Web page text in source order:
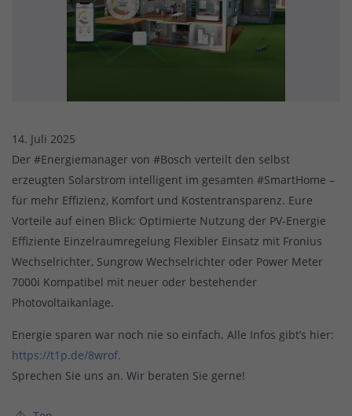
14. Juli 2025
Der #Energiemanager von #Bosch verteilt den selbst
erzeugten Solarstrom intelligent im gesamten #SmartHome –
für mehr Effizienz, Komfort und Kostentransparenz. Eure
Vorteile auf einen Blick: Optimierte Nutzung der PV-Energie
Effiziente Einzelraumregelung Flexibler Einsatz mit Fronius
Wechselrichter, Sungrow Wechselrichter oder Power Meter
7000i Kompatibel mit neuer oder bestehender
Photovoltaikanlage.
Energie sparen war noch nie so einfach. Alle Infos gibt’s hier:
https://t1p.de/8wrof.
Sprechen Sie uns an. Wir beraten Sie gerne!